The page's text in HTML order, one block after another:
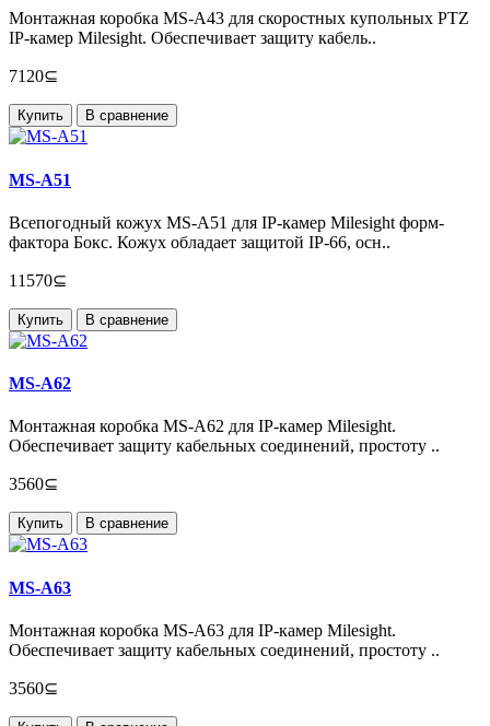
Монтажная коробка MS-A43 для скоростных купольных PTZ
IP-камер Milesight. Обеспечивает защиту кабель..
7120⊆
Купить В сравнение
MS-A51
Всепогодный кожух MS-A51 для IP-камер Milesight форм-
фактора Бокс. Кожух обладает защитой IP-66, осн..
11570⊆
Купить В сравнение
MS-A62
Монтажная коробка MS-A62 для IP-камер Milesight.
Обеспечивает защиту кабельных соединений, простоту ..
3560⊆
Купить В сравнение
MS-A63
Монтажная коробка MS-A63 для IP-камер Milesight.
Обеспечивает защиту кабельных соединений, простоту ..
3560⊆